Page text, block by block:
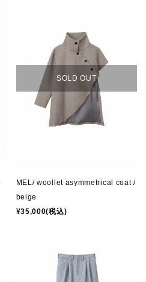
SOLD OUT
MEL/ woollet asymmetrical coat /
beige
¥35,000(税込)